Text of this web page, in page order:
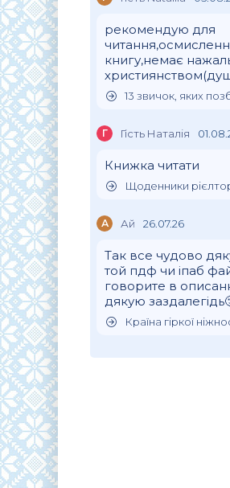
рекомендую для
книгу,немає
13 звичок, яких
Г Гість Наталія
Книжка читати
Щоденники рієлторки
А Ай 26.07.26
Так все чудово
той пдф чи іпаб
говорите в
дякую
Країна гіркої